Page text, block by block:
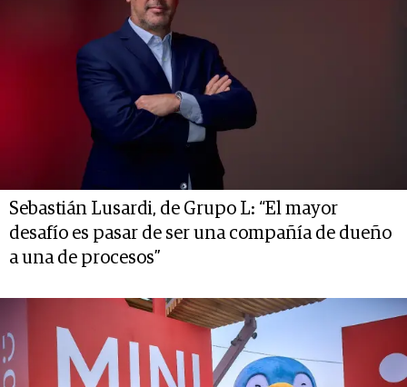
Sebastián Lusardi, de Grupo L: “El mayor
desafío es pasar de ser una compañía de dueño
a una de procesos”